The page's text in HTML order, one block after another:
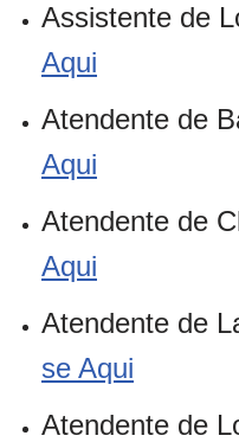
Assistente de
Aqui
Atendente de
Aqui
Atendente de
Aqui
Atendente de
se Aqui
Atendente de